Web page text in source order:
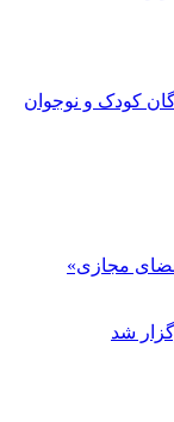
کودک و نوجوان
مجازی»
شد